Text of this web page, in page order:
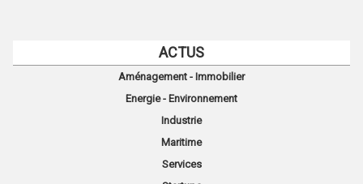
ACTUS
Aménagement - Immobilier
Energie - Environnement
Industrie
Maritime
Services